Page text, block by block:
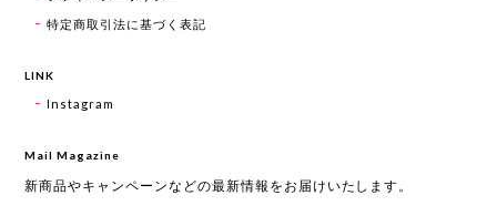
特定商取引法に基づく表記
LINK
Instagram
Mail Magazine
新商品やキャンペーンなどの最新情報をお届けいたします。